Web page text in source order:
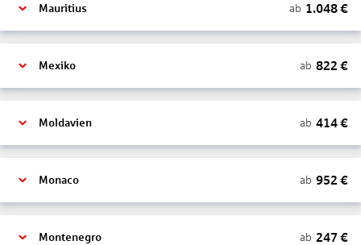
Mauritius ab 1.048€
Mexiko ab 822 €
Moldavien ab 414€
Monaco ab 952 €
Montenegro ab 247 €